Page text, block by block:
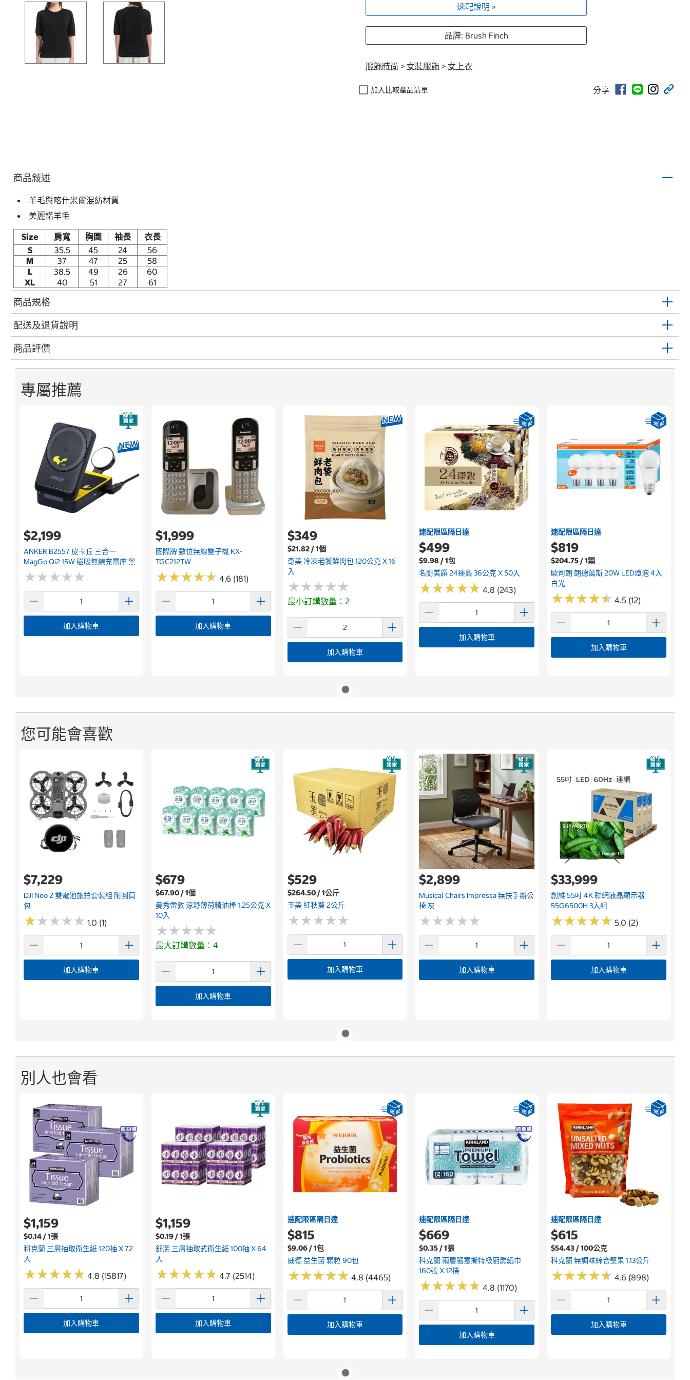
速配說明 »
品牌: Brush Finch
服飾時尚 > 女裝服飾 > 女上衣
加入比較產品清單 分享
商品敍述
羊毛與喀什米爾混紡材質
美麗諾羊毛
Size 肩寬 胸圍 袖長
衣長
S
35.5 45 24
56
M
37 47 25
58
L
38.5 49 26
60
XL
40 51 27 61
商品規格
配送及退貨說明
商品評價
專屬推薦
$2,199
ANKER B2557 皮卡丘 三合一
MagGo Qi2 15W 磁吸無線充電座 黑
★★★★★
★★★★★
加入購物車
$1,999
國際牌 數位無線雙子機 KX-
TGC212TW
★★★★★
★★★★★ 4.6 (181)
加入購物車
$349
$21.82 / 1個
奇美 冷凍老饕鮮肉包 120公克 X 16
入
★★★★★
★★★★★
最小訂購數量：2
加入購物車
速配限區隔日達
$499
$9.98 / 1包
名廚美饌 24臻穀 36公克 X 50入
★★★★★
★★★★★ 4.8 (243)
加入購物車
速配限區隔日達
$819
$204.75 / 1顆
歐司朗 朗德萬斯 20W LED燈泡 4入
白光
★★★★★
★★★★★ 4.5 (12)
加入購物車
您可能會喜歡
$7,229
DJI Neo 2 雙電池旅拍套裝組 附圓筒
包
★★★★★
★★★★★ 1.0 (1)
加入購物車
$679
$67.90 / 1個
曼秀雷敦 涼舒薄荷精油棒 1.25公克 X
10入
★★★★★
★★★★★
最大訂購數量：4
加入購物車
$529
$264.50 / 1公斤
玉美 紅秋葵 2公斤
★★★★★
★★★★★
加入購物車
$2,899
Musical Chairs Impressa 無扶手辦公
椅 灰
★★★★★
★★★★★
加入購物車
$33,999
創維 55吋 4K 聯網液晶顯示器
55G6500H 3入組
★★★★★
★★★★★ 5.0 (2)
加入購物車
別人也會看
$1,159
$0.14 / 1張
科克蘭 三層抽取衛生紙 120抽 X 72
入
★★★★★
★★★★★ 4.8 (15817)
加入購物車
$1,159
$0.19 / 1張
舒潔 三層抽取式衛生紙 100抽 X 64
入
★★★★★
★★★★★ 4.7 (2514)
加入購物車
速配限區隔日達
$815
$9.06 / 1包
威德 益生菌 顆粒 90包
★★★★★
★★★★★ 4.8 (4465)
加入購物車
速配限區隔日達
$669
$0.35 / 1張
科克蘭 兩層隨意撕特級廚房紙巾
160張 X 12捲
★★★★★
★★★★★ 4.8 (1170)
加入購物車
速配限區隔日達
$615
$54.43 / 100公克
科克蘭 無調味綜合堅果 1.13公斤
★★★★★
★★★★★ 4.6 (898)
加入購物車